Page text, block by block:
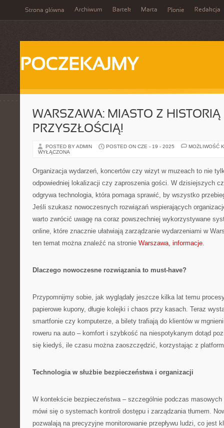
Strona główna Archiwum Bartek Marta Płonie Redakcja
POCZEKAJMY
WARSZAWA: MIASTO Z HISTORIĄ
PRZYSZŁOŚCIĄ!
POSTED BY ADMIN POSTED ON CZE - 19 - 2025
MOŻLIWOŚĆ
WYŁĄCZONA
Organizacja wydarzeń, koncertów czy wizyt w muzeach to nie
odpowiedniej lokalizacji czy zaproszenia gości. W dzisiejszych
odgrywa technologia, która pomaga sprawić, by wszystko
Jeśli szukasz nowoczesnych rozwiązań wspierających
warto zwrócić uwagę na coraz powszechniej wykorzystywane
online, które znacznie ułatwiają zarządzanie wydarzeniami w
ten temat można znaleźć na stronie Warszawa, informacje.
Dlaczego nowoczesne rozwiązania to must-have?
Przypomnijmy sobie, jak wyglądały jeszcze kilka lat temu
papierowe kupony, długie kolejki i chaos przy kasach. Teraz
smartfonie czy komputerze, a bilety trafiają do klientów w
roweru na auto – komfort i szybkość na niespotykanym dotąd
się kiedyś, ile czasu można zaoszczędzić, korzystając z
Technologia w służbie bezpieczeństwa i organizacji
W kontekście bezpieczeństwa – szczególnie podczas
mówi się o systemach kontroli dostępu i zarządzania tłumem.
pozwalają na precyzyjne monitorowanie przepływu ludzi, co jest